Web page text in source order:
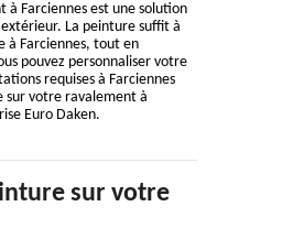
Farciennes est une solution
La peinture suffit à
à Farciennes, tout en
pouvez personnaliser votre
requises à Farciennes
sur votre ravalement à
Euro Daken.
sur votre